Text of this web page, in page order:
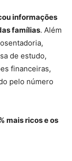
informações
famílias. Além
de estudo,
financeiras,
pelo número
mais ricos e os